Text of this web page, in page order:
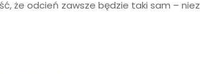
że odcień zawsze będzie taki sam –